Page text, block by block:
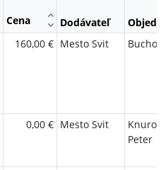
Cena Dodávateľ
160,00 € Mesto Svit
0,00 € Mesto Svit
Peter